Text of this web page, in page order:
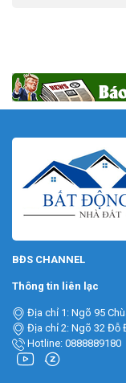
tức 24h BĐS:Bất động
BĐS CHANNEL
Thông tin liên lạc
Địa chỉ 1: Ngõ 95
Địa chỉ 2: Ngõ 32 Đỗ
Hotline: 0888889180